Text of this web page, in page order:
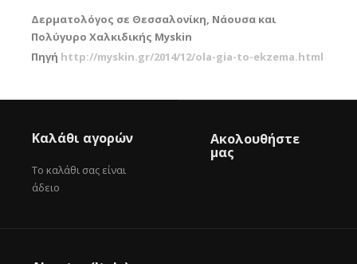
Δερματολόγος σε Θεσσαλονίκη, Νάουσα και
Πολύγυρο Χαλκιδικής Myskin
Πηγή http://myskin.gr/2014/12/ola-gia-to-ekzema.html
Καλάθι αγορών
Το καλάθι σας είναι
άδειο
Ακολουθήστε
μας